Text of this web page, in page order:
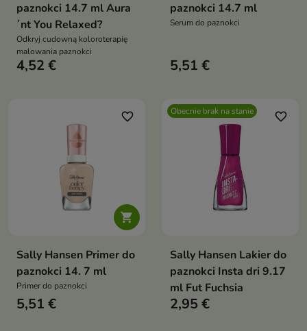
paznokci 14.7 ml Aura
´nt You Relaxed?
Odkryj cudowną koloroterapię
malowania paznokci
4,52 €
paznokci 14.7 ml
Serum do paznokci
5,51 €

favorite_border
Sally Hansen Primer do
paznokci 14. 7 ml
Primer do paznokci
5,51 €
Obecnie brak na stanie favorite_border
Sally Hansen Lakier do
paznokci Insta dri 9.17
ml Fut Fuchsia
2,95 €